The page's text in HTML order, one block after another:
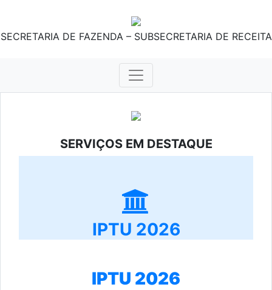
SECRETARIA DE FAZENDA – SUBSECRETARIA DE RECEITA
SERVIÇOS EM DESTAQUE
IPTU 2026
IPTU 2026